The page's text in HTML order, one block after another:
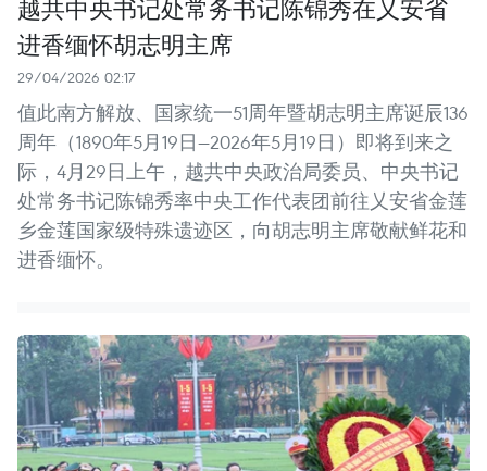
越共中央书记处常务书记陈锦秀在乂安省
进香缅怀胡志明主席
29/04/2026 02:17
值此南方解放、国家统一51周年暨胡志明主席诞辰136
周年（1890年5月19日—2026年5月19日）即将到来之
际，4月29日上午，越共中央政治局委员、中央书记
处常务书记陈锦秀率中央工作代表团前往乂安省金莲
乡金莲国家级特殊遗迹区，向胡志明主席敬献鲜花和
进香缅怀。